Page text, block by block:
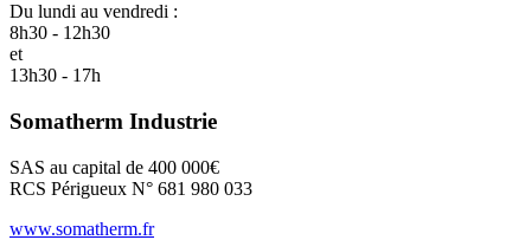
Du lundi au vendredi :
8h30 - 12h30
et
13h30 - 17h
Somatherm Industrie
SAS au capital de 400 000€
RCS Périgueux N° 681 980 033
www.somatherm.fr